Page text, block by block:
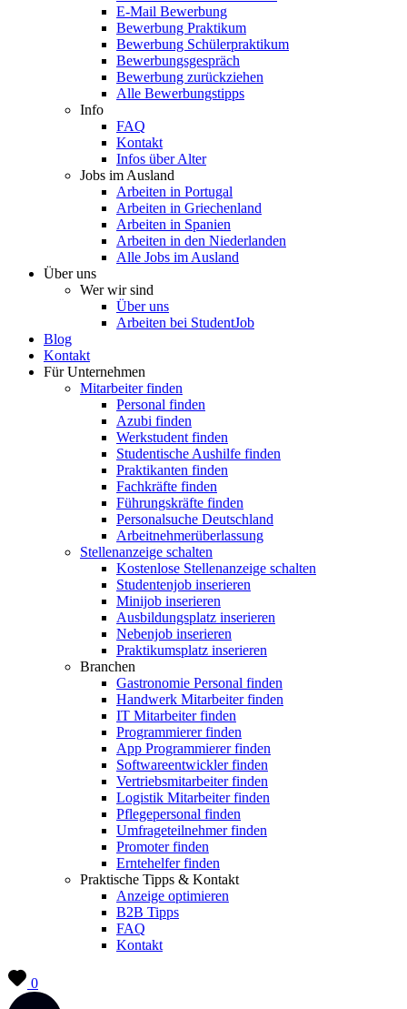
E-Mail Bewerbung
Bewerbung Praktikum
Bewerbung Schülerpraktikum
Bewerbungsgespräch
Bewerbung zurückziehen
Alle Bewerbungstipps
Info
FAQ
Kontakt
Infos über Alter
Jobs im Ausland
Arbeiten in Portugal
Arbeiten in Griechenland
Arbeiten in Spanien
Arbeiten in den Niederlanden
Alle Jobs im Ausland
Über uns
Wer wir sind
Über uns
Arbeiten bei StudentJob
Blog
Kontakt
Für Unternehmen
Mitarbeiter finden
Personal finden
Azubi finden
Werkstudent finden
Studentische Aushilfe finden
Praktikanten finden
Fachkräfte finden
Führungskräfte finden
Personalsuche Deutschland
Arbeitnehmerüberlassung
Stellenanzeige schalten
Kostenlose Stellenanzeige schalten
Studentenjob inserieren
Minijob inserieren
Ausbildungsplatz inserieren
Nebenjob inserieren
Praktikumsplatz inserieren
Branchen
Gastronomie Personal finden
Handwerk Mitarbeiter finden
IT Mitarbeiter finden
Programmierer finden
App Programmierer finden
Softwareentwickler finden
Vertriebsmitarbeiter finden
Logistik Mitarbeiter finden
Pflegepersonal finden
Umfrageteilnehmer finden
Promoter finden
Erntehelfer finden
Praktische Tipps & Kontakt
Anzeige optimieren
B2B Tipps
FAQ
Kontakt
0